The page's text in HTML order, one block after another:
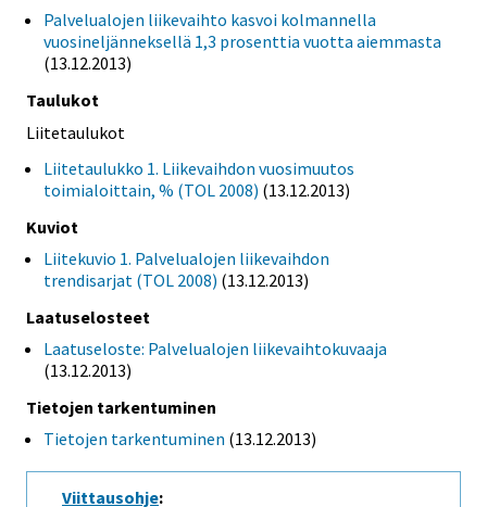
Palvelualojen liikevaihto kasvoi kolmannella
vuosineljänneksellä 1,3 prosenttia vuotta aiemmasta
(13.12.2013)
Taulukot
Liitetaulukot
Liitetaulukko 1. Liikevaihdon vuosimuutos
toimialoittain, % (TOL 2008) (13.12.2013)
Kuviot
Liitekuvio 1. Palvelualojen liikevaihdon
trendisarjat (TOL 2008) (13.12.2013)
Laatuselosteet
Laatuseloste: Palvelualojen liikevaihtokuvaaja
(13.12.2013)
Tietojen tarkentuminen
Tietojen tarkentuminen (13.12.2013)
Viittausohje: